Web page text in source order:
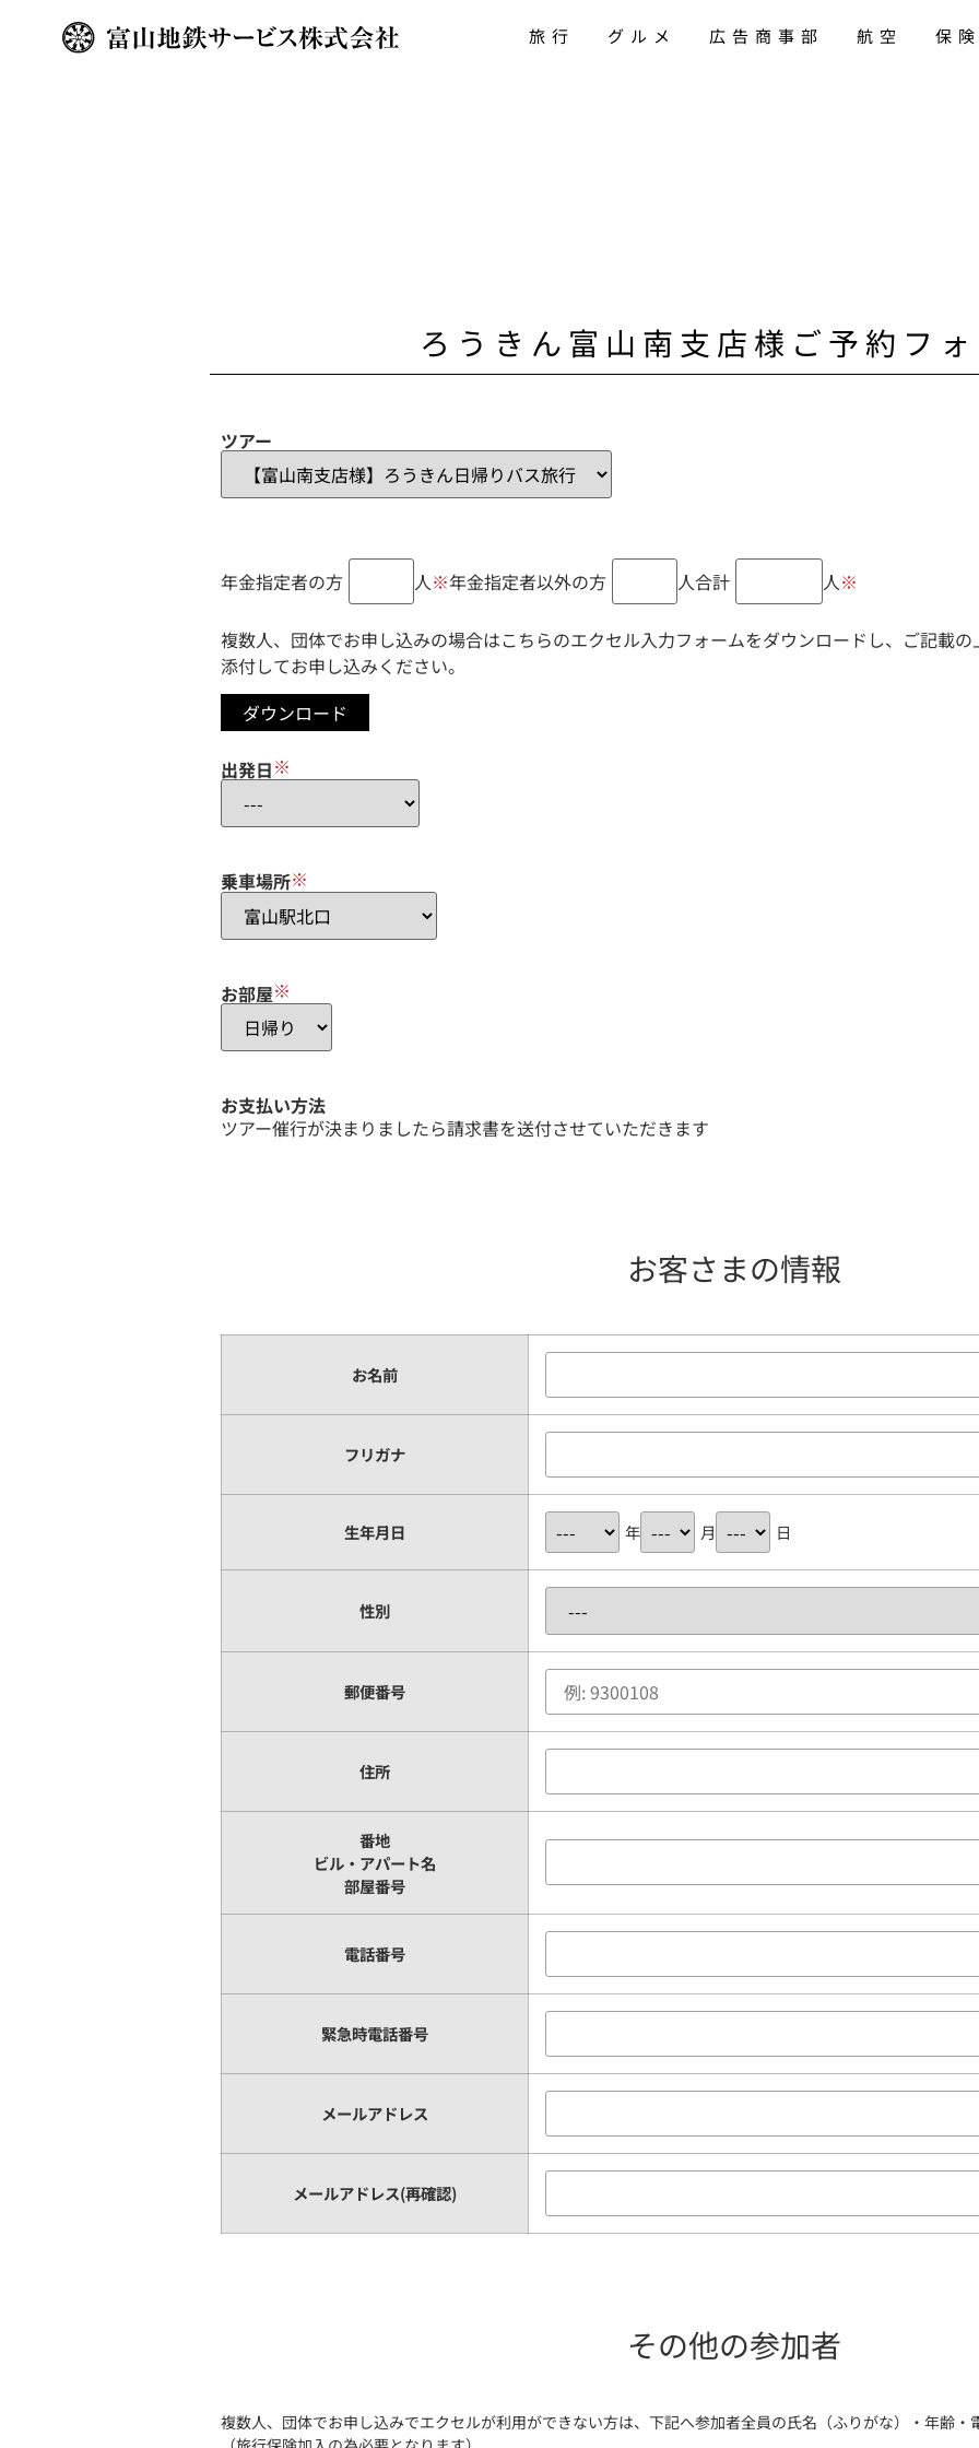
旅行 グルメ 広告商事部 航空 保
ろうきん富山南支店様ご予約フ
ツアー
年金指定者の方 人※年金指定者以外の方 人合計 人※
複数人、団体でお申し込みの場合はこちらのエクセル入力フォームをダウンロードし、ご記載
添付してお申し込みください。
ダウンロード
出発日※
乗車場所※
お部屋※
お支払い方法
ツアー催行が決まりましたら請求書を送付させていただきます
お客さまの情報
お名前
フリガナ
生年月日 年 月 日
性別
郵便番号
住所
番地
ビル・アパート名
部屋番号
電話番号
緊急時電話番号
メールアドレス
メールアドレス(再確認)
その他の参加者
複数人、団体でお申し込みでエクセルが利用ができない方は、下記へ参加者全員の氏名（ふりがな）・年齢